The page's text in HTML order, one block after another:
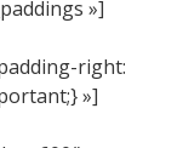
»]
right:
»]